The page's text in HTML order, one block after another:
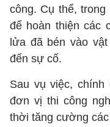
công. Cụ thể,
để hoàn thiện các
lửa đã bén vào
đến sự cố.
Sau vụ việc,
đơn vị thi công
thời tăng cường